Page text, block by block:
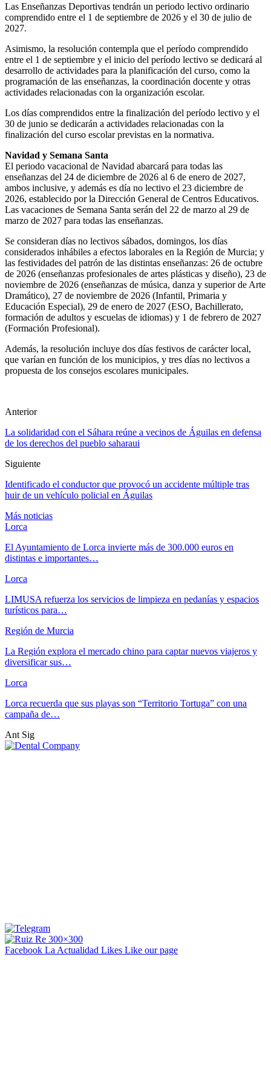
Las Enseñanzas Deportivas tendrán un periodo lectivo ordinario
comprendido entre el 1 de septiembre de 2026 y el 30 de julio de
2027.
Asimismo, la resolución contempla que el período comprendido
entre el 1 de septiembre y el inicio del período lectivo se dedicará al
desarrollo de actividades para la planificación del curso, como la
programación de las enseñanzas, la coordinación docente y otras
actividades relacionadas con la organización escolar.
Los días comprendidos entre la finalización del período lectivo y el
30 de junio se dedicarán a actividades relacionadas con la
finalización del curso escolar previstas en la normativa.
Navidad y Semana Santa
El periodo vacacional de Navidad abarcará para todas las
enseñanzas del 24 de diciembre de 2026 al 6 de enero de 2027,
ambos inclusive, y además es día no lectivo el 23 diciembre de
2026, establecido por la Dirección General de Centros Educativos.
Las vacaciones de Semana Santa serán del 22 de marzo al 29 de
marzo de 2027 para todas las enseñanzas.
Se consideran días no lectivos sábados, domingos, los días
considerados inhábiles a efectos laborales en la Región de Murcia; y
las festividades del patrón de las distintas enseñanzas: 26 de octubre
de 2026 (enseñanzas profesionales de artes plásticas y diseño), 23 de
noviembre de 2026 (enseñanzas de música, danza y superior de Arte
Dramático), 27 de noviembre de 2026 (Infantil, Primaria y
Educación Especial), 29 de enero de 2027 (ESO, Bachillerato,
formación de adultos y escuelas de idiomas) y 1 de febrero de 2027
(Formación Profesional).
Además, la resolución incluye dos días festivos de carácter local,
que varían en función de los municipios, y tres días no lectivos a
propuesta de los consejos escolares municipales.
Anterior
La solidaridad con el Sáhara reúne a vecinos de Águilas en defensa
de los derechos del pueblo saharaui
Siguiente
Identificado el conductor que provocó un accidente múltiple tras
huir de un vehículo policial en Águilas
Más noticias
Lorca
El Ayuntamiento de Lorca invierte más de 300.000 euros en
distintas e importantes…
Lorca
LIMUSA refuerza los servicios de limpieza en pedanías y espacios
turísticos para…
Región de Murcia
La Región explora el mercado chino para captar nuevos viajeros y
diversificar sus…
Lorca
Lorca recuerda que sus playas son “Territorio Tortuga” con una
campaña de…
Ant Sig
Facebook La Actualidad Likes Like our page